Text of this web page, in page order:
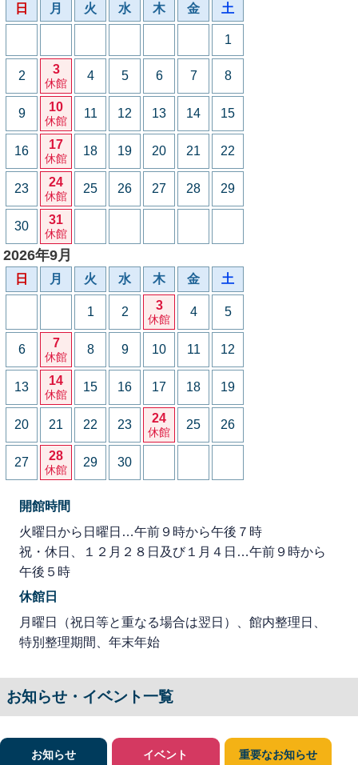
日 月 火 水 木 金 土
1
2 3
休館
4 5 6 7 8
9 10
休館
11 12 13 14 15
16 17
休館
18 19 20 21 22
23 24
休館
25 26 27 28 29
30 31
休館
2026年9月
日 月 火 水 木 金 土
1 2 3
休館
4 5
6 7
休館
8 9 10 11 12
13 14
休館
15 16 17 18 19
20 21 22 23 24
休館
25 26
27 28
休館
29 30
開館時間
火曜日から日曜日…午前９時から午後７時
祝・休日、１２月２８日及び１月４日…午前９時から
午後５時
休館日
月曜日（祝日等と重なる場合は翌日）、館内整理日、
特別整理期間、年末年始
お知らせ・イベント一覧
お知らせ イベント 重要なお知らせ